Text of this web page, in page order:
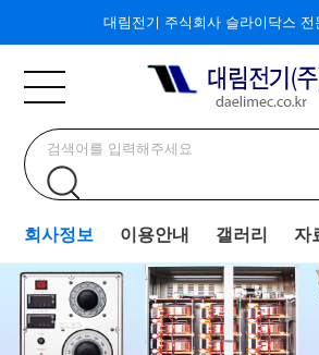
대림전기 주식회사 슬라이닥스 전
회사정보 이용안내 갤러리 자